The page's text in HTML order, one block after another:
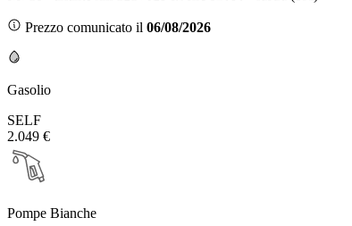
Prezzo comunicato il 06/08/2026
Gasolio
SELF
2.049 €
Pompe Bianche